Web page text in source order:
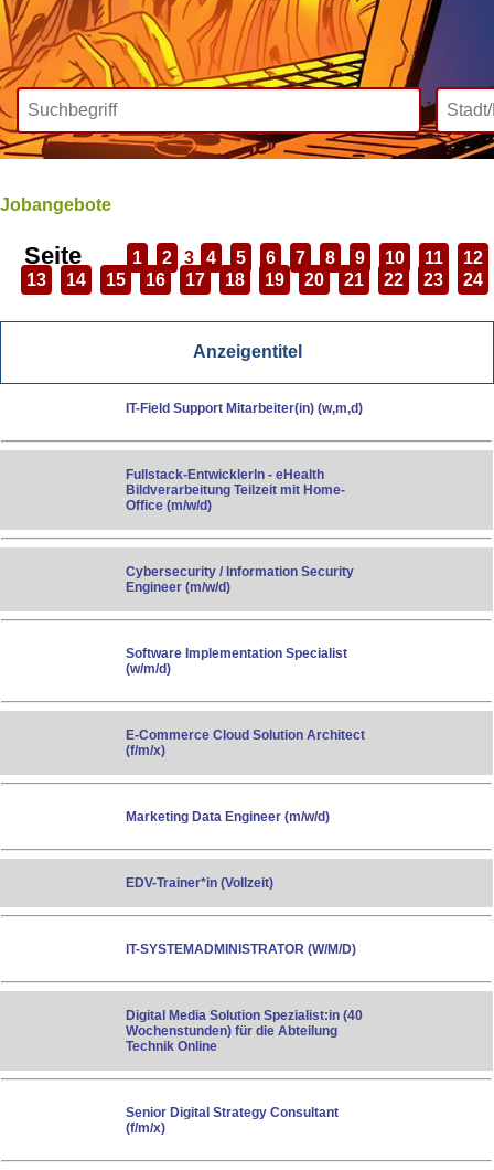
Wir bieten Inklusive
Jobangebote
Seite 1 2 3 4 5 6 7 8 9 10 11
12
13
14 15 16 17 18 19 20 21 22 23 24
Anzeigentitel
IT-Field Support Mitarbeiter(in) (w,m,d)
Fullstack-EntwicklerIn - eHealth
Bildverarbeitung Teilzeit mit Home-
Office (m/w/d)
Cybersecurity / Information Security
Engineer (m/w/d)
Software Implementation Specialist
(w/m/d)
E-Commerce Cloud Solution Architect
(f/m/x)
Marketing Data Engineer (m/w/d)
EDV-Trainer*in (Vollzeit)
IT-SYSTEMADMINISTRATOR (W/M/D)
Digital Media Solution Spezialist:in (40
Wochenstunden) für die Abteilung
Technik Online
Senior Digital Strategy Consultant
(f/m/x)